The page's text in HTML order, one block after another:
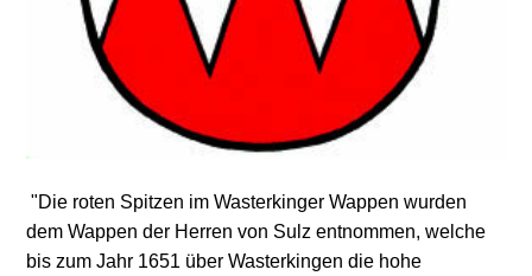
"Die roten Spitzen im Wasterkinger Wappen wurden
dem Wappen der Herren von Sulz entnommen, welche
bis zum Jahr 1651 über Wasterkingen die hohe